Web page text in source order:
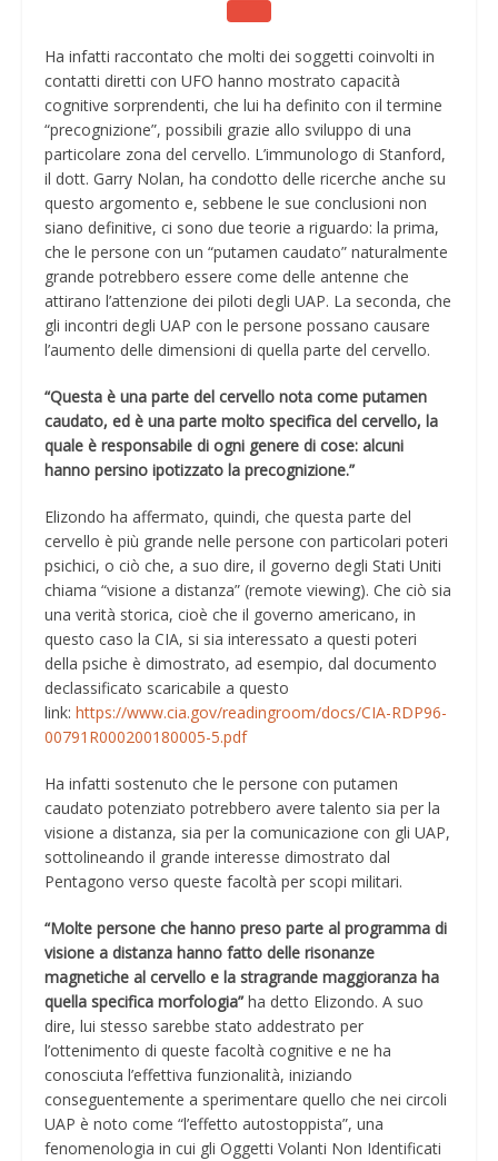
Ha infatti raccontato che molti dei soggetti coinvolti in
contatti diretti con UFO hanno mostrato capacità
cognitive sorprendenti, che lui ha definito con il termine
“precognizione”, possibili grazie allo sviluppo di una
particolare zona del cervello. L’immunologo di Stanford,
il dott. Garry Nolan, ha condotto delle ricerche anche su
questo argomento e, sebbene le sue conclusioni non
siano definitive, ci sono due teorie a riguardo: la prima,
che le persone con un “putamen caudato” naturalmente
grande potrebbero essere come delle antenne che
attirano l’attenzione dei piloti degli UAP. La seconda, che
gli incontri degli UAP con le persone possano causare
l’aumento delle dimensioni di quella parte del cervello.
“Questa è una parte del cervello nota come putamen
caudato, ed è una parte molto specifica del cervello, la
quale è responsabile di ogni genere di cose: alcuni
hanno persino ipotizzato la precognizione.”
Elizondo ha affermato, quindi, che questa parte del
cervello è più grande nelle persone con particolari poteri
psichici, o ciò che, a suo dire, il governo degli Stati Uniti
chiama “visione a distanza” (remote viewing). Che ciò sia
una verità storica, cioè che il governo americano, in
questo caso la CIA, si sia interessato a questi poteri
della psiche è dimostrato, ad esempio, dal documento
declassificato scaricabile a questo
link:https://www.cia.gov/readingroom/docs/CIA-RDP96-
00791R000200180005-5.pdf
Ha infatti sostenuto che le persone con putamen
caudato potenziato potrebbero avere talento sia per la
visione a distanza, sia per la comunicazione con gli UAP,
sottolineando il grande interesse dimostrato dal
Pentagono verso queste facoltà per scopi militari.
“Molte persone che hanno preso parte al programma di
visione a distanza hanno fatto delle risonanze
magnetiche al cervello e la stragrande maggioranza ha
quella specifica morfologia” ha detto Elizondo. A suo
dire, lui stesso sarebbe stato addestrato per
l’ottenimento di queste facoltà cognitive e ne ha
conosciuta l’effettiva funzionalità, iniziando
conseguentemente a sperimentare quello che nei circoli
UAP è noto come “l’effetto autostoppista”, una
fenomenologia in cui gli Oggetti Volanti Non Identificati